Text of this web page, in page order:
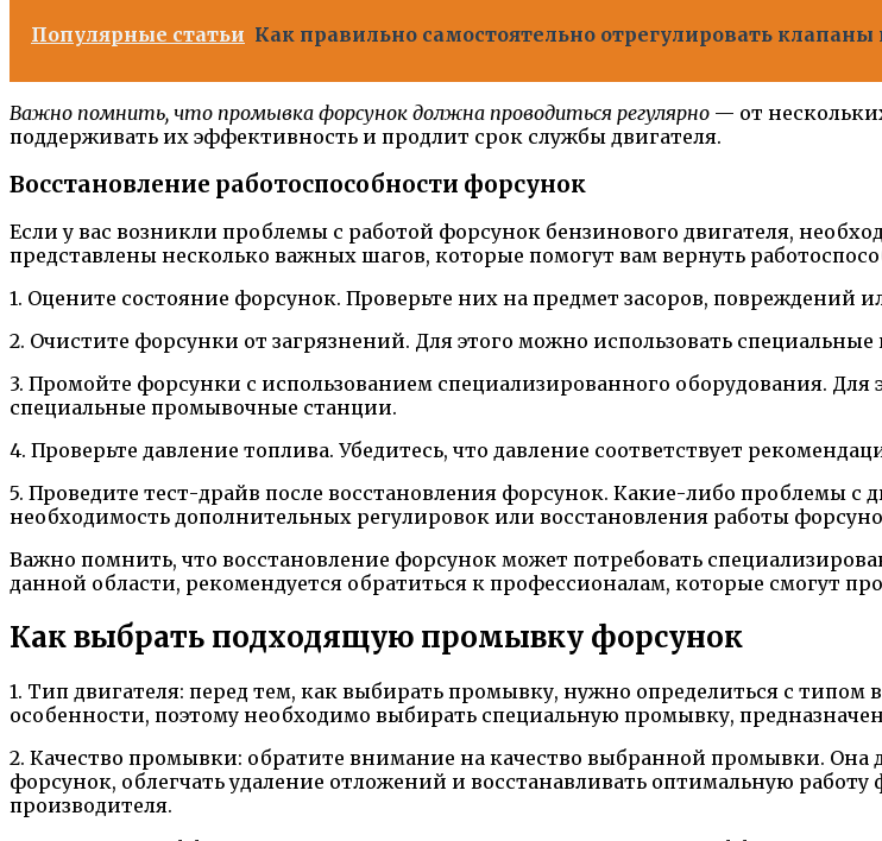
Популярные статьи Как правильно самостоятельно отрегулировать
Важно помнить, что промывка форсунок должна проводиться регулярно — от
поддерживать их эффективность и продлит срок службы двигателя.
Восстановление работоспособности форсунок
Если у вас возникли проблемы с работой форсунок бензинового двигателя,
представлены несколько важных шагов, которые помогут вам вернуть
1. Оцените состояние форсунок. Проверьте них на предмет засоров, повреждений
2. Очистите форсунки от загрязнений. Для этого можно использовать
3. Промойте форсунки с использованием специализированного оборудования.
специальные промывочные станции.
4. Проверьте давление топлива. Убедитесь, что давление соответствует
5. Проведите тест-драйв после восстановления форсунок. Какие-либо проблемы с
необходимость дополнительных регулировок или восстановления работы
Важно помнить, что восстановление форсунок может потребовать
данной области, рекомендуется обратиться к профессионалам, которые смогут
Как выбрать подходящую промывку форсунок
1. Тип двигателя: перед тем, как выбирать промывку, нужно определиться с
особенности, поэтому необходимо выбирать специальную промывку,
2. Качество промывки: обратите внимание на качество выбранной промывки.
форсунок, облегчать удаление отложений и восстанавливать оптимальную
производителя.